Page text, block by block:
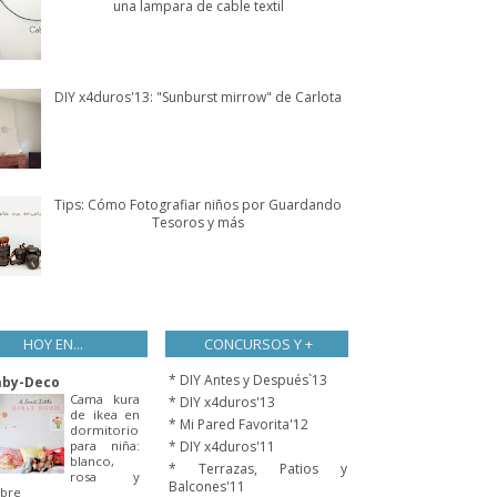
una lampara de cable textil
DIY x4duros'13: "Sunburst mirrow" de Carlota
Tips: Cómo Fotografiar niños por Guardando
Tesoros y más
HOY EN...
Deco
Cama kura
de ikea en
dormitorio
para niña:
blanco,
rosa y
CONCURSOS Y +
* DIY Antes y Después`13
* DIY x4duros'13
* Mi Pared Favorita'12
* DIY x4duros'11
* Terrazas, Patios y
Balcones'11